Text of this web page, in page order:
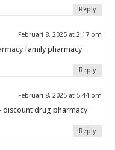
Reply
Februari 8, 2025 at 2:17 pm
family pharmacy
Reply
Februari 8, 2025 at 5:44 pm
discount drug pharmacy
Reply